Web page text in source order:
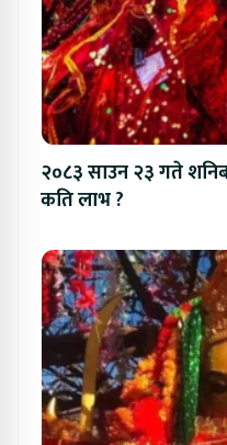
२०८३ साउन २३ गते
कति लाभ ?